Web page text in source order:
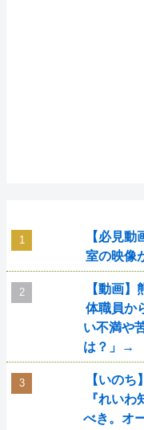
【必見
室の映像
【動画
体職員か
い不満や
は？」→
【いのち
『れい
べき。オ